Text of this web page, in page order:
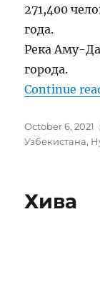
271,400
года.
Река Аму-
города.
Continue
Posted
on
October 6, 2021
Узбекистана,
Хива